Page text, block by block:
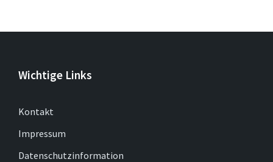
Wichtige Links
Kontakt
Impressum
Datenschutzinformation